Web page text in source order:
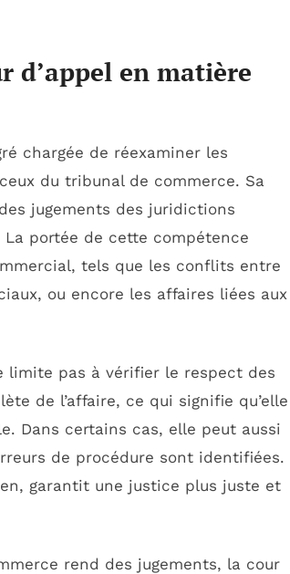
d’appel en matière
chargée de réexaminer les
du tribunal de commerce. Sa
jugements des juridictions
portée de cette compétence
tels que les conflits entre
ou encore les affaires liées aux
limite pas à vérifier le respect des
de l’affaire, ce qui signifie qu’elle
Dans certains cas, elle peut aussi
de procédure sont identifiées.
garantit une justice plus juste et
rend des jugements, la cour